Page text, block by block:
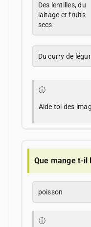
Des lentilles, du
laitage et fruits
secs
Du curry de
ⓘ
Aide toi des
Que mange t-il
poisson
ⓘ